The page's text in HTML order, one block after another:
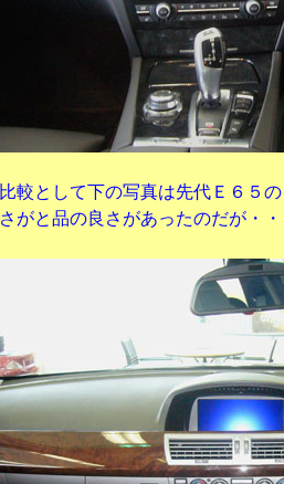
比較として下の写真は先代Ｅ６５
さがと品の良さがあったのだが・